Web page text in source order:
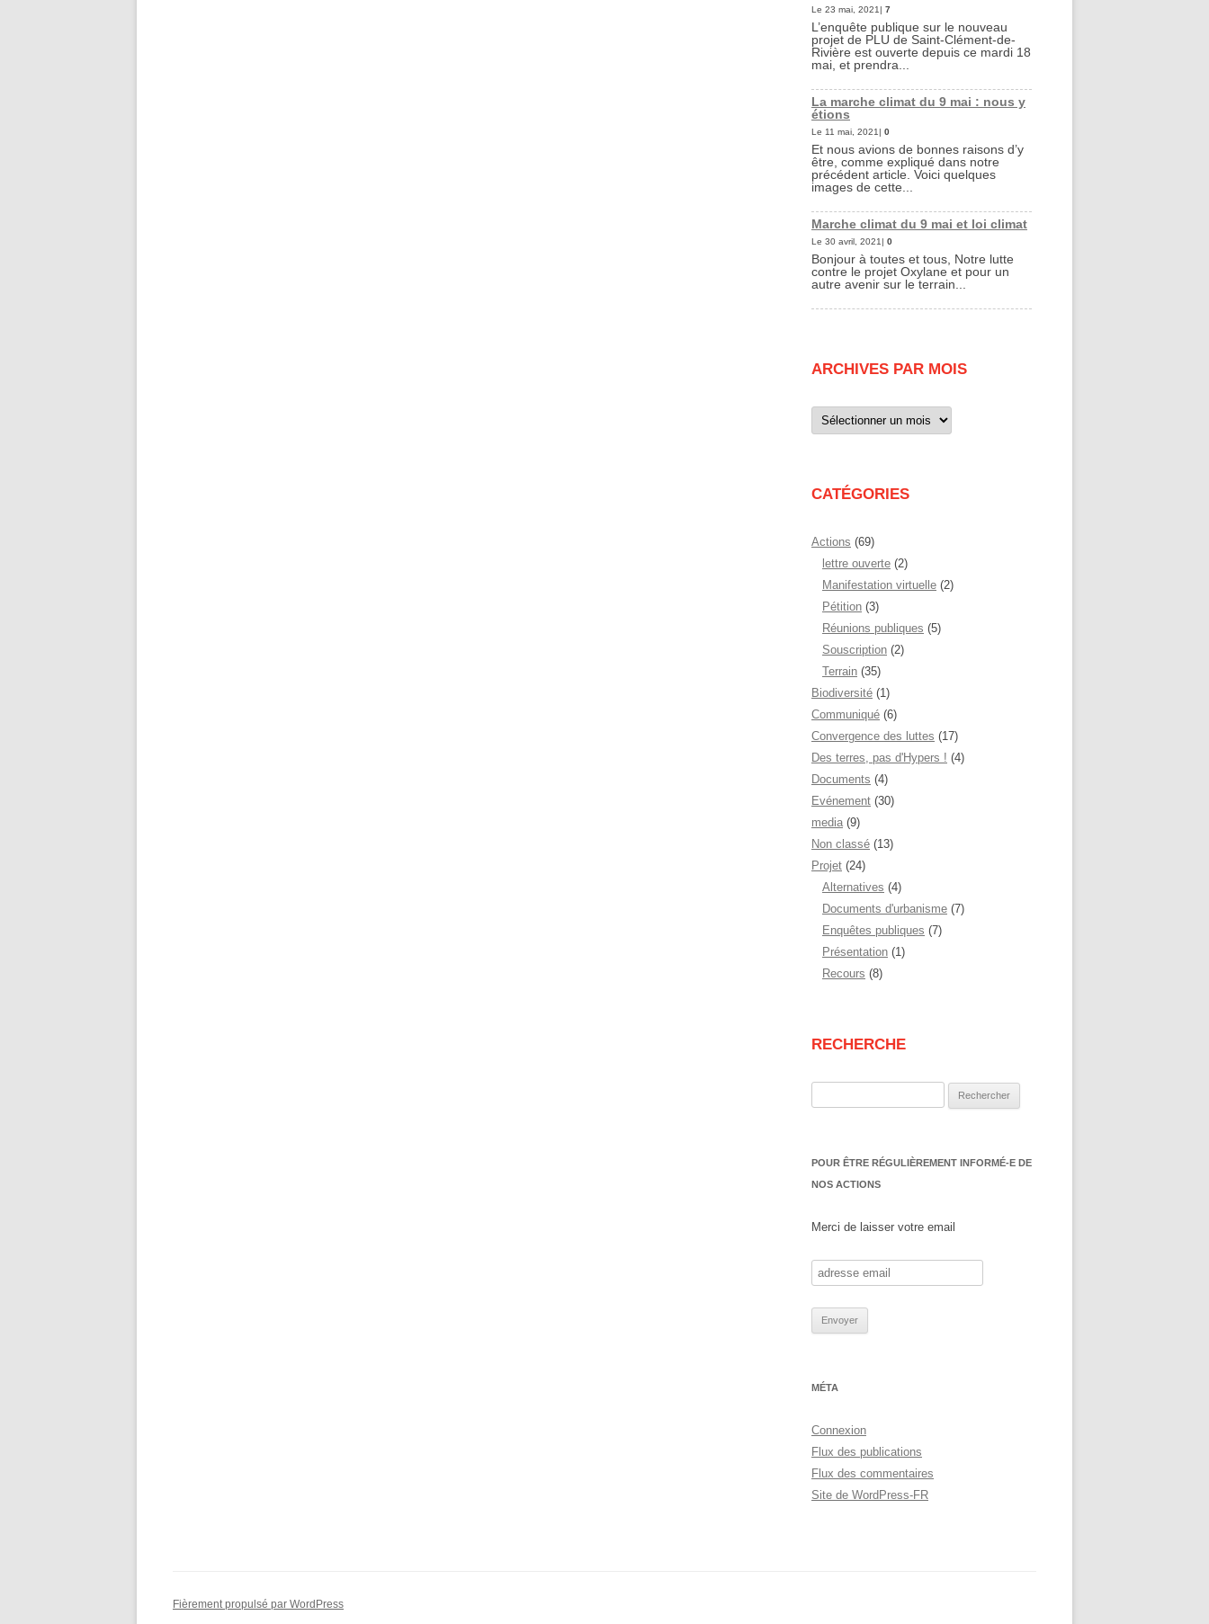
Le 23 mai, 2021| 7
L’enquête publique sur le nouveau
projet de PLU de Saint-Clément-de-
Rivière est ouverte depuis ce mardi 18
mai, et prendra...
La marche climat du 9 mai : nous y
étions
Le 11 mai, 2021| 0
Et nous avions de bonnes raisons d’y
être, comme expliqué dans notre
précédent article. Voici quelques
images de cette...
Marche climat du 9 mai et loi climat
Le 30 avril, 2021| 0
Bonjour à toutes et tous, Notre lutte
contre le projet Oxylane et pour un
autre avenir sur le terrain...
ARCHIVES PAR MOIS
Archives
par
CATÉGORIES
Actions (69)
lettre ouverte (2)
Manifestation virtuelle (2)
Pétition (3)
Réunions publiques (5)
Souscription (2)
Terrain (35)
Biodiversité (1)
Communiqué (6)
Convergence des luttes (17)
Des terres, pas d'Hypers ! (4)
Documents (4)
Evénement (30)
media (9)
Non classé (13)
Projet (24)
Alternatives (4)
Documents d'urbanisme (7)
Enquêtes publiques (7)
Présentation (1)
Recours (8)
RECHERCHE
POUR ÊTRE RÉGULIÈREMENT INFORMÉ-E DE
NOS ACTIONS
Merci de laisser votre email
MÉTA
Connexion
Flux des publications
Flux des commentaires
Site de WordPress-FR
Fièrement propulsé par WordPress